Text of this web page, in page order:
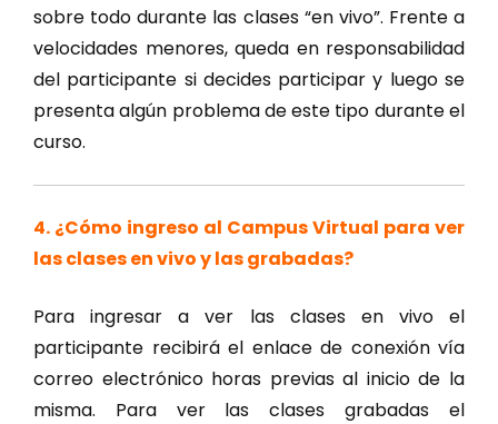
sobre todo durante las clases “en vivo”. Frente a
velocidades menores, queda en responsabilidad
del participante si decides participar y luego se
presenta algún problema de este tipo durante el
curso.
4. ¿Cómo ingreso al Campus Virtual para ver
las clases en vivo y las grabadas?
Para ingresar a ver las clases en vivo el
participante recibirá el enlace de conexión vía
correo electrónico horas previas al inicio de la
misma. Para ver las clases grabadas el